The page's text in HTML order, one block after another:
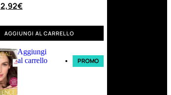
2,92€
AGGIUNGI AL CARRELLO
Aggiungi
al carrello
PROMO